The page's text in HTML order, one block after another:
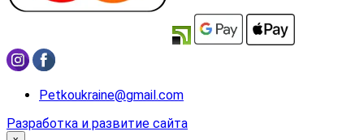
Petkoukraine@gmail.com
Разработка и развитие сайта